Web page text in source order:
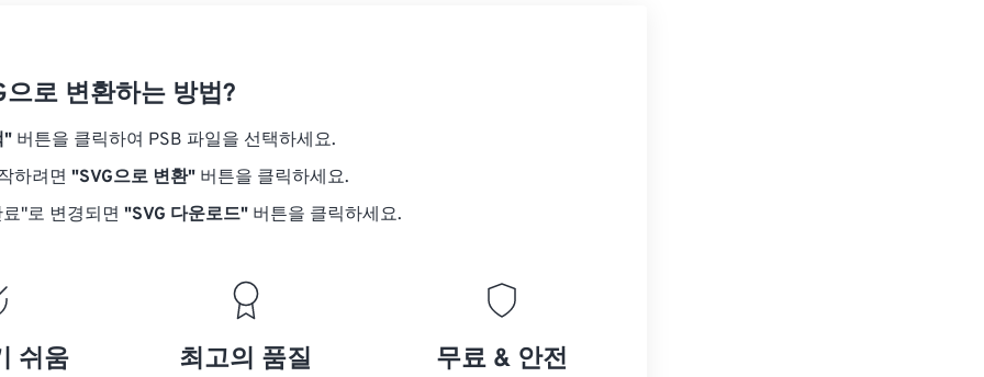
으로 변환하는 방법?
" 버튼을 클릭하여 PSB 파일을 선택하세요.
하려면 "SVG으로 변환" 버튼을 클릭하세요.
"로 변경되면 "SVG 다운로드" 버튼을 클릭하세요.
쉬움 최고의 품질 무료 & 안전